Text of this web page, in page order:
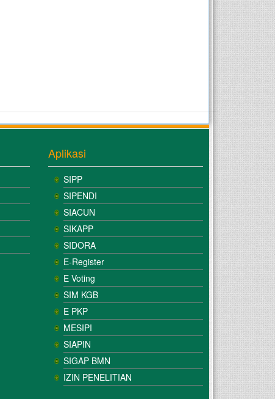
Aplikasi
SIPP
SIPENDI
SIACUN
SIKAPP
SIDORA
E-Register
E Voting
SIM KGB
E PKP
MESIPI
SIAPIN
SIGAP BMN
IZIN PENELITIAN